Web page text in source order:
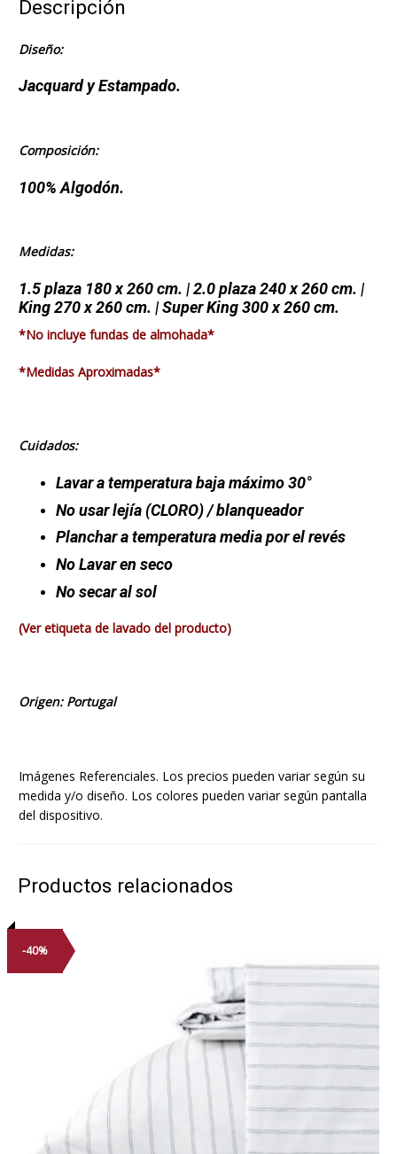
Descripción
Diseño:
Jacquard y Estampado.
Composición:
100% Algodón.
Medidas:
1.5 plaza 180 x 260 cm. | 2.0 plaza 240 x 260 cm. |
King 270 x 260 cm. | Super King 300 x 260 cm.
*No incluye fundas de almohada*
*Medidas Aproximadas*
Cuidados:
Lavar a temperatura baja máximo 30°
No usar lejía (CLORO)/ blanqueador
Planchar a temperatura media por el revés
No Lavar en seco
No secar al sol
(Ver etiqueta de lavado del producto)
Origen: Portugal
Imágenes Referenciales. Los precios pueden variar según su
medida y/o diseño. Los colores pueden variar según pantalla
del dispositivo.
Productos relacionados
-40%